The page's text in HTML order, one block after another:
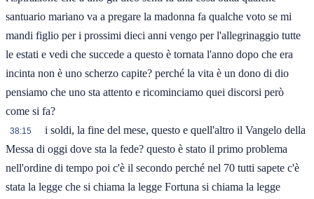
santuario mariano va a pregare la madonna fa qualche voto se mi
mandi figlio per i prossimi dieci anni vengo per l'allegrinaggio tutte
le estati e vedi che succede a questo è tornata l'anno dopo che era
incinta non è uno scherzo capite? perché la vita è un dono di dio
pensiamo che uno sta attento e ricominciamo quei discorsi però
come si fa?
38:15
i soldi, la fine del mese, questo e quell'altro il Vangelo della
Messa di oggi dove sta la fede? questo è stato il primo problema
nell'ordine di tempo poi c'è il secondo perché nel 70 tutti sapete c'è
stata la legge che si chiama la legge Fortuna si chiama la legge